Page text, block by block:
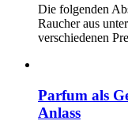
Die folgenden
Raucher aus
verschiedenen
Parfum als
Anlass